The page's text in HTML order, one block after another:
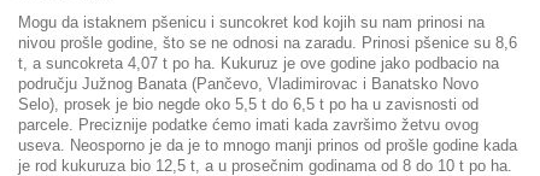
Mogu da istaknem pšenicu i suncokret kod kojih su nam prinosi na
nivou prošle godine, što se ne odnosi na zaradu. Prinosi pšenice su 8,6
t, a suncokreta 4,07 t po ha. Kukuruz je ove godine jako podbacio na
području Južnog Banata (Pančevo, Vladimirovac i Banatsko Novo
Selo), prosek je bio negde oko 5,5 t do 6,5 t po ha u zavisnosti od
parcele. Preciznije podatke ćemo imati kada završimo žetvu ovog
useva. Neosporno je da je to mnogo manji prinos od prošle godine kada
je rod kukuruza bio 12,5 t, a u prosečnim godinama od 8 do 10 t po ha.